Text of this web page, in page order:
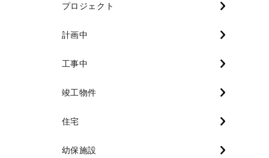
プロジェクト
計画中
工事中
竣工物件
住宅
幼保施設